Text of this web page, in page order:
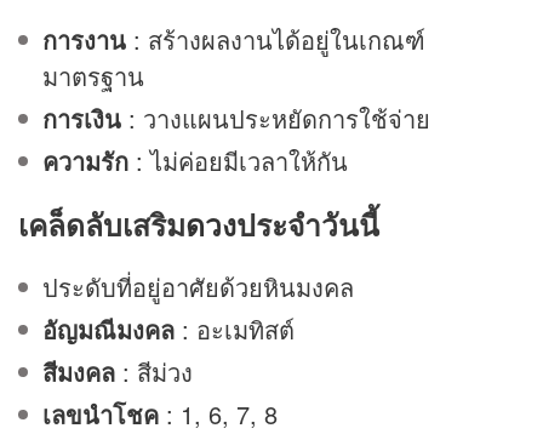
การงาน : สร้างผลงานได้อยู่ในเกณฑ์
มาตรฐาน
การเงิน : วางแผนประหยัดการใช้จ่าย
ความรัก : ไม่ค่อยมีเวลาให้กัน
เคล็ดลับเสริมดวงประจำวันนี้
ประดับที่อยู่อาศัยด้วยหินมงคล
อัญมณีมงคล : อะเมทิสต์
สีมงคล : สีม่วง
เลขนำโชค : 1, 6, 7, 8